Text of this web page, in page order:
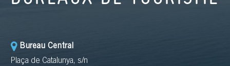
Bureau Central
Plaça de Catalunya, s/n